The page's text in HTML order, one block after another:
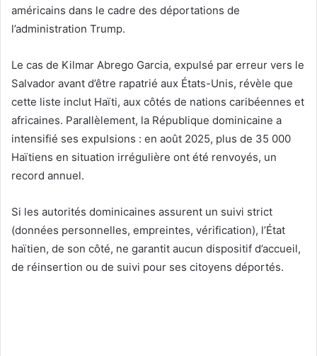
américains dans le cadre des déportations de
l’administration Trump.
Le cas de Kilmar Abrego Garcia, expulsé par erreur vers le
Salvador avant d’être rapatrié aux États-Unis, révèle que
cette liste inclut Haïti, aux côtés de nations caribéennes et
africaines. Parallèlement, la République dominicaine a
intensifié ses expulsions : en août 2025, plus de 35 000
Haïtiens en situation irrégulière ont été renvoyés, un
record annuel.
Si les autorités dominicaines assurent un suivi strict
(données personnelles, empreintes, vérification), l’État
haïtien, de son côté, ne garantit aucun dispositif d’accueil,
de réinsertion ou de suivi pour ses citoyens déportés.